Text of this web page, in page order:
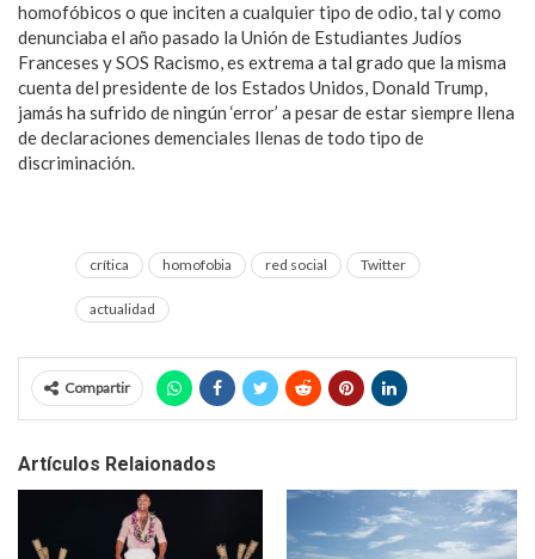
homofóbicos o que inciten a cualquier tipo de odio, tal y como
denunciaba el año pasado la Unión de Estudiantes Judíos
Franceses y SOS Racismo, es extrema a tal grado que la misma
cuenta del presidente de los Estados Unidos, Donald Trump,
jamás ha sufrido de ningún ‘error’ a pesar de estar siempre llena
de declaraciones demenciales llenas de todo tipo de
discriminación.
crítica homofobia red social Twitter
actualidad
Compartir
Artículos Relaionados